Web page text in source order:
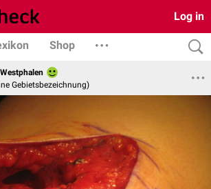
Log in
Shop
Gebietsbezeichnung)